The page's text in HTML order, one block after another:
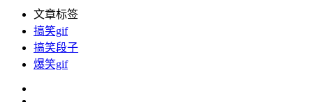
文章标签
搞笑gif
搞笑段子
爆笑gif